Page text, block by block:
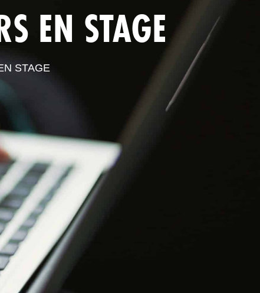
PROFESSIONNELS
ESPACE ADHÉRENT
EN STAGE
STAGE